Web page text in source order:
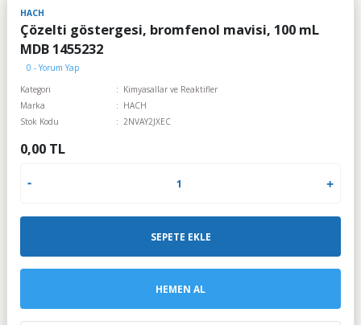
HACH
Çözelti göstergesi, bromfenol mavisi, 100 mL
MDB 1455232
0 - Yorum Yap
Kategori
Kimyasallar ve Reaktifler
Marka
HACH
Stok Kodu
2NVAY2JXEC
0,00 TL
SEPETE EKLE
HEMEN AL